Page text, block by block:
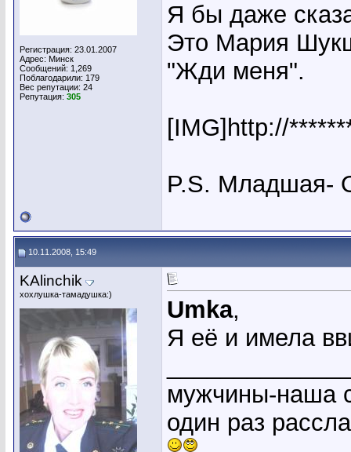
Регистрация: 23.01.2007
Адрес: Минск
Сообщений: 1,269
Поблагодарили: 179
Вес репутации: 24
Репутация: 305
Я бы даже
Это Мария
"Жди меня".
[IMG]http://
P.S. Младшая-
10.11.2008, 15:49
KAlinchik
хохлушка-тамадушка:)
Umka,
Я её и имела
мужчины-наша
один раз